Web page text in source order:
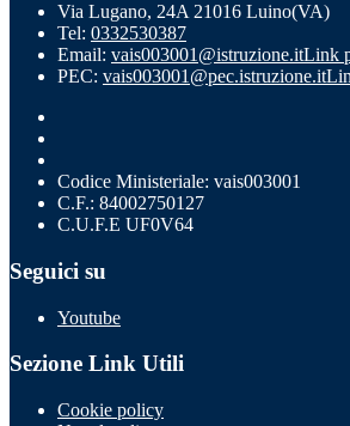
Via Lugano, 24A 21016 Luino(VA)
Tel: 0332530387
Email: vais003001@istruzione.itLink
PEC: vais003001@pec.istruzione.it
Codice Ministeriale: vais003001
C.F.: 84002750127
C.U.F.E UF0V64
Seguici su
Youtube
Sezione Link Utili
Cookie policy